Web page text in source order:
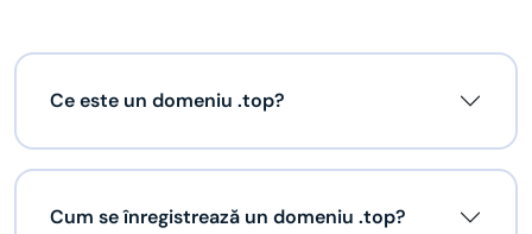
Ce este un domeniu .top?
Cum se înregistrează un domeniu .top?